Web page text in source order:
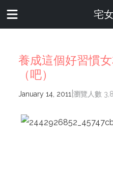
宅
養成這個好習慣
（吧）
January 14, 2011 瀏覽人數